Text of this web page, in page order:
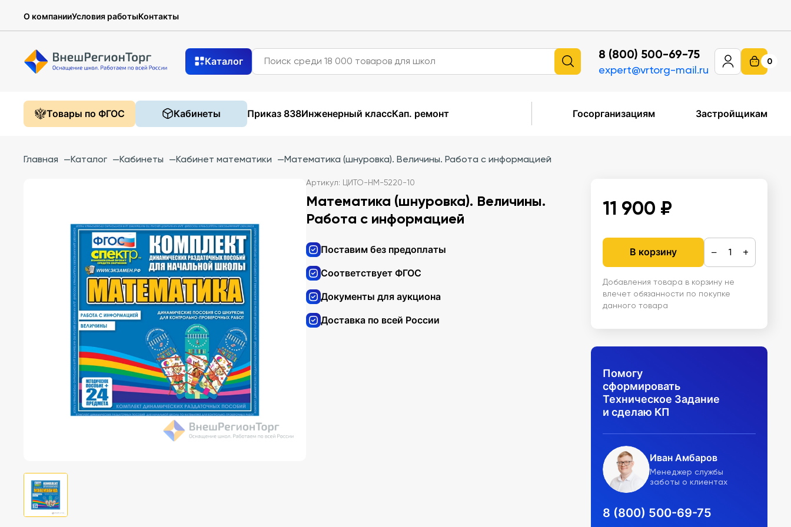
О компанииУсловия работыКонтакты
Каталог 8 (800) 500-69-75
expert@vrtorg-mail.ru
0
Товары по ФГОС Кабинеты Приказ 838Инженерный классКап. ремонт Госорганизациям Застройщикам
Главная —Каталог —Кабинеты —Кабинет математики —Математика (шнуровка). Величины. Работа с информацией
Артикул: ЦИТО-НМ-5220-10
Математика (шнуровка). Величины.
Работа с информацией
Поставим без предоплаты
Соответствует ФГОС
Документы для аукциона
Доставка по всей России
11 900 ₽
В корзину − +
Добавления товара в корзину не
влечет обязанности по покупке
данного товара
Помогу
сформировать
Техническое Задание
и сделаю КП
Иван Амбаров
Менеджер службы
заботы о клиентах
8 (800) 500-69-75